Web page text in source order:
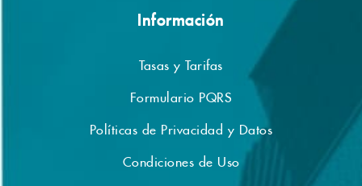
Información
Tasas y Tarifas
Formulario PQRS
Políticas de Privacidad y Datos
Condiciones de Uso